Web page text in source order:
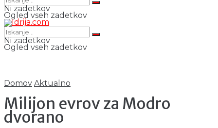
Ni zadetkov
Ogled vseh zadetkov
Ni zadetkov
Ogled vseh zadetkov
Domov Aktualno
Milijon evrov za Modro
dvorano